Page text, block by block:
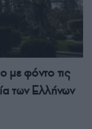
φόντο τις
των Ελλήνων